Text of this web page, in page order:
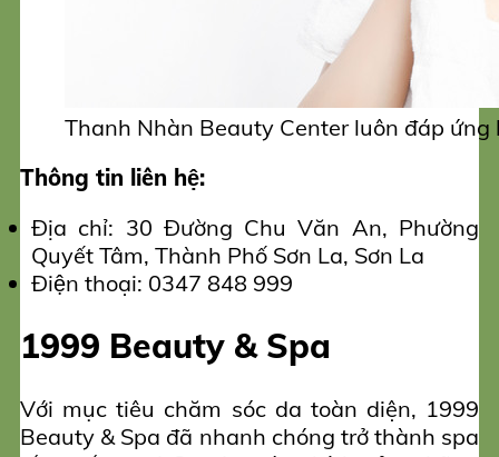
Thanh Nhàn Beauty Center luôn đáp
Thông tin liên hệ:
Địa chỉ: 30 Đường Chu Văn An, Phường
Quyết Tâm, Thành Phố Sơn La, Sơn La
Điện thoại: 0347 848 999
1999 Beauty & Spa
Với mục tiêu chăm sóc da toàn diện, 1999
Beauty & Spa đã nhanh chóng trở thành spa